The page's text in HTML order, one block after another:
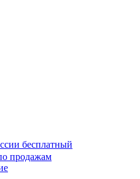
бесплатный
продажам